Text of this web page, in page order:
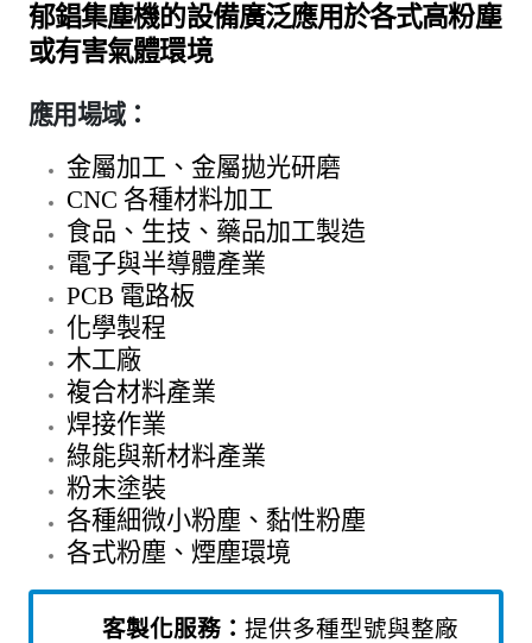
郁錩集塵機的設備廣泛應用於各式高粉塵
或有害氣體環境
應用場域：
金屬加工、金屬拋光研磨
CNC 各種材料加工
食品、生技、藥品加工製造
電子與半導體產業
PCB 電路板
化學製程
木工廠
複合材料產業
焊接作業
綠能與新材料產業
粉末塗裝
各種細微小粉塵、黏性粉塵
各式粉塵、煙塵環境
客製化服務：提供多種型號與整廠